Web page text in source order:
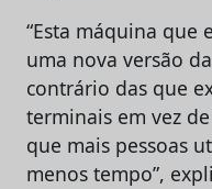
“Esta máquina que
uma nova versão
contrário das que
terminais em vez
que mais pessoas
menos tempo”,